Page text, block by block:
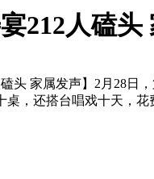
212人磕
头 家属发声】2月28日
桌，还搭台唱戏十天，花